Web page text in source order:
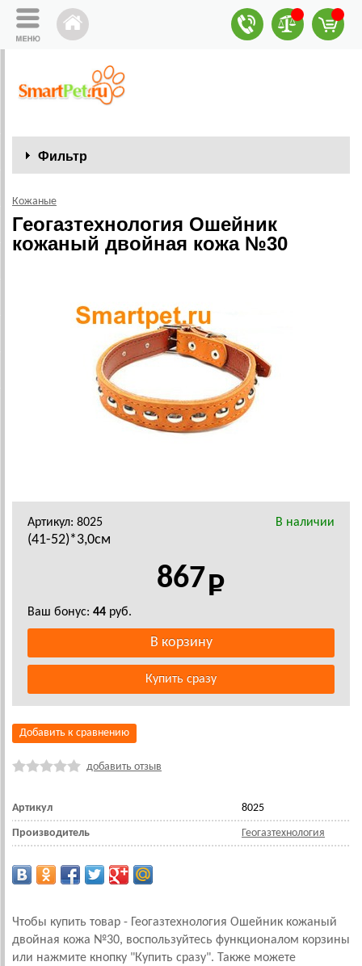
Фильтр
Кожаные
Геогазтехнология Ошейник
кожаный двойная кожа №30
Артикул: 8025 В наличии
(41-52)*3,0см
867
Ваш бонус: 44 руб.
Добавить к сравнению
добавить отзыв
Артикул 8025
Производитель Геогазтехнология
Чтобы купить товар - Геогазтехнология Ошейник кожаный
двойная кожа №30, воспользуйтесь функционалом корзины
или нажмите кнопку "Купить сразу". Также можете